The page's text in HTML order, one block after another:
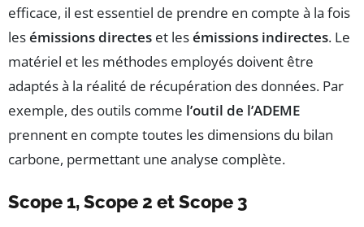
efficace, il est essentiel de prendre en compte à la fois
lesémissions directes et lesémissions indirectes. Le
matériel et les méthodes employés doivent être
adaptés à la réalité de récupération des données. Par
exemple, des outils comme l’outil de l’ADEME
prennent en compte toutes les dimensions du bilan
carbone, permettant une analyse complète.
Scope 1, Scope 2 et Scope 3